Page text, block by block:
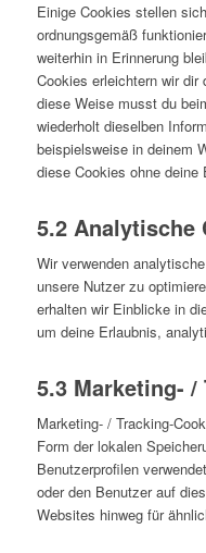
Einige Cookies stellen
ordnungsgemäß
weiterhin in Erinnerung
Cookies erleichtern wir
diese Weise musst du
wiederholt dieselben
beispielsweise in deinem
diese Cookies ohne deine
5.2 Analytische
Wir verwenden
unsere Nutzer zu
erhalten wir Einblicke in
um deine Erlaubnis,
5.3 Marketing-
Marketing- / Tracking-
Form der lokalen
Benutzerprofilen
oder den Benutzer auf
Websites hinweg für